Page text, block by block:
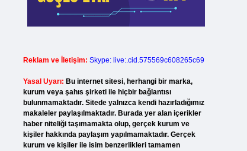
Reklam ve İletişim: Skype: live:.cid.575569c608265c69
Yasal Uyarı: Bu internet sitesi, herhangi bir marka,
kurum veya şahıs şirketi ile hiçbir bağlantısı
bulunmamaktadır. Sitede yalnızca kendi hazırladığımız
makaleler paylaşılmaktadır. Burada yer alan içerikler
haber niteliği taşımamakta olup, gerçek kurum ve
kişiler hakkında paylaşım yapılmamaktadır. Gerçek
kurum ve kişiler ile isim benzerlikleri tamamen